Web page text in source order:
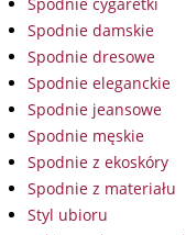
Spodnie damskie
Spodnie dresowe
Spodnie eleganckie
Spodnie jeansowe
Spodnie męskie
Spodnie z ekoskóry
Spodnie z materiału
Styl ubioru